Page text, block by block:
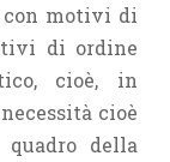
con motivi di
di ordine
cioè, in
cioè
della